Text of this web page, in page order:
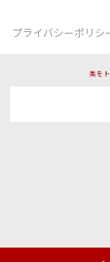
プライバシーポリシ
美を